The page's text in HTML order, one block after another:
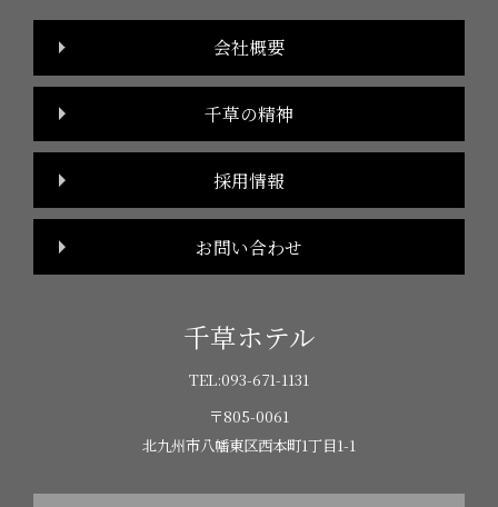
会社概要
千草の精神
採用情報
お問い合わせ
千草ホテル
TEL:093-671-1131
〒805-0061
北九州市八幡東区西本町1丁目1-1